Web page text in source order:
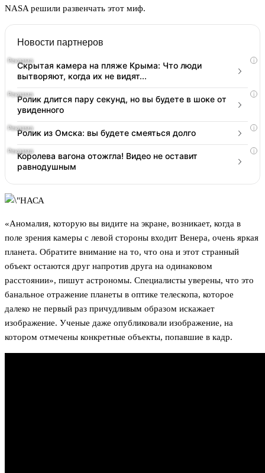
NASA решили развенчать этот миф.
Новости партнеров
i
Скрытая камера на пляже Крыма: Что люди
вытворяют, когда их не видят...
i
Ролик длится пару секунд, но вы будете в шоке от
увиденного
i
Ролик из Омска: вы будете смеяться долго
i
Королева вагона отожгла! Видео не оставит
равнодушным
«Аномалия, которую вы видите на экране, возникает, когда в
поле зрения камеры с левой стороны входит Венера, очень яркая
планета. Обратите внимание на то, что она и этот странный
объект остаются друг напротив друга на одинаковом
расстоянии», пишут астрономы. Специалисты уверены, что это
банальное отражение планеты в оптике телескопа, которое
далеко не первый раз причудливым образом искажает
изображение. Ученые даже опубликовали изображение, на
котором отмечены конкретные объекты, попавшие в кадр.